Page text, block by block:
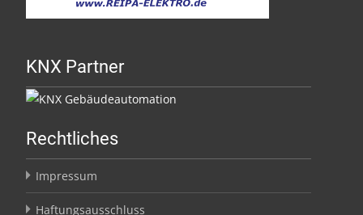
KNX Partner
Rechtliches
Impressum
Haftungsausschluss